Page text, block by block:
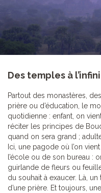
Des temples à l’infini
Partout des monastères,
prière ou d’éducation, le
quotidienne : enfant, on
réciter les principes de
quand on sera grand ;
Ici, une pagode où l’on
l’école ou de son bureau :
guirlande de fleurs ou
du souhait à exaucer. Là,
d’une prière. Et toujours,